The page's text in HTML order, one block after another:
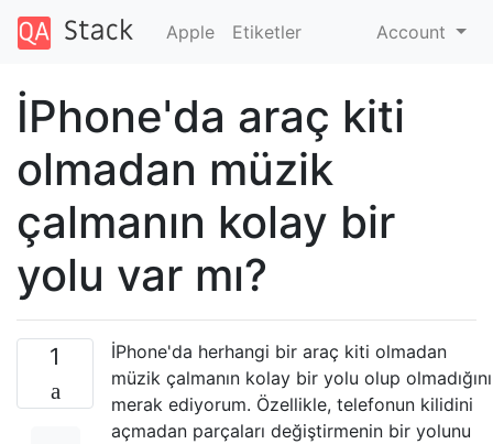
Apple Etiketler Account
İPhone'da araç kiti
olmadan müzik
çalmanın kolay bir
yolu var mı?
1
İPhone'da herhangi bir araç kiti olmadan
müzik çalmanın kolay bir yolu olup olmadığını
merak ediyorum. Özellikle, telefonun kilidini
açmadan parçaları değiştirmenin bir yolunu